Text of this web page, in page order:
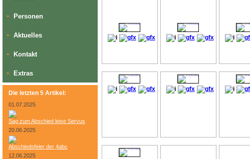
» Personen
» Aktuelles
» Kontakt
» Extras
Die letzten 5 Artikel:
01.07.2025
Sag zum Abschied leise Servus
20.06.2025
Abschiedsfeier der 4abc
12.06.2025